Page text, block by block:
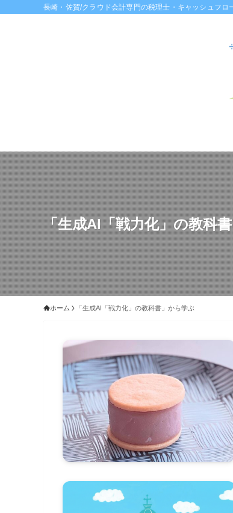
長崎・佐賀/クラウド会計専門の税理士・キャッシュフロ
「生成AI「戦力化」の教科
ホーム 「生成AI「戦力化」の教科書」から学ぶ